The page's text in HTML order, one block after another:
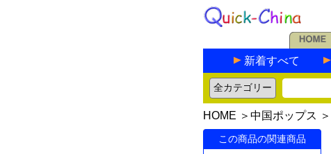
新着すべて
HOME ＞ 中国ポップス ＞
この商品の関連商品